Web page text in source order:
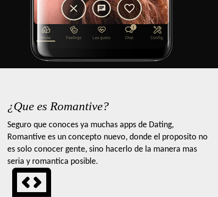
¿Que es Romantive?
Seguro que conoces ya muchas apps de Dating,
Romantive es un concepto nuevo, donde el proposito no
es solo conocer gente, sino hacerlo de la manera mas
seria y romantica posible.